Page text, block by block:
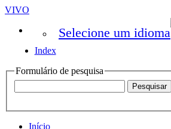
VIVO
Selecione um idioma
Index
Formulário de pesquisa
Início